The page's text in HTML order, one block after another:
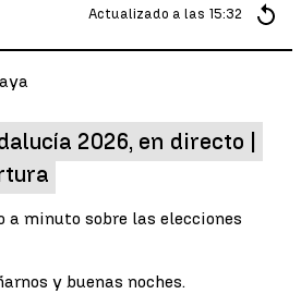
Actualizado a las 15:32
2026, en directo |
minuto sobre las elecciones
y buenas noches.